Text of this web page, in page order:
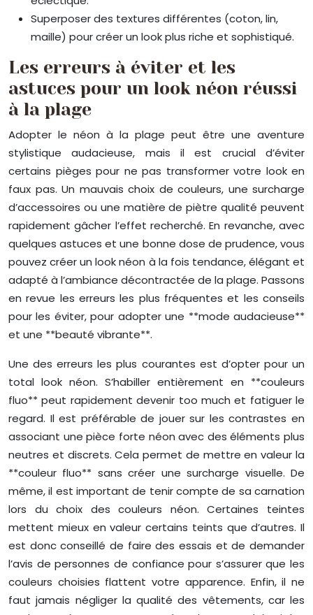
Superposer des textures différentes (coton, lin,
maille) pour créer un look plus riche et sophistiqué.
Les erreurs à éviter et les
astuces pour un look néon réussi
à la plage
Adopter le néon à la plage peut être une aventure
stylistique audacieuse, mais il est crucial d’éviter
certains pièges pour ne pas transformer votre look en
faux pas. Un mauvais choix de couleurs, une surcharge
d’accessoires ou une matière de piètre qualité peuvent
rapidement gâcher l’effet recherché. En revanche, avec
quelques astuces et une bonne dose de prudence, vous
pouvez créer un look néon à la fois tendance, élégant et
adapté à l’ambiance décontractée de la plage. Passons
en revue les erreurs les plus fréquentes et les conseils
pour les éviter, pour adopter une **mode audacieuse**
et une **beauté vibrante**.
Une des erreurs les plus courantes est d’opter pour un
total look néon. S’habiller entièrement en **couleurs
fluo** peut rapidement devenir too much et fatiguer le
regard. Il est préférable de jouer sur les contrastes en
associant une pièce forte néon avec des éléments plus
neutres et discrets. Cela permet de mettre en valeur la
**couleur fluo** sans créer une surcharge visuelle. De
même, il est important de tenir compte de sa carnation
lors du choix des couleurs néon. Certaines teintes
mettent mieux en valeur certains teints que d’autres. Il
est donc conseillé de faire des essais et de demander
l’avis de personnes de confiance pour s’assurer que les
couleurs choisies flattent votre apparence. Enfin, il ne
faut jamais négliger la qualité des vêtements, car les